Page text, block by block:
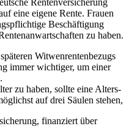
eine eigene Rente. Frauen
Beschäftigung
zu haben.
Witwenrentenbezugs
immer wichtiger, um einer
zu haben, sollte eine Alters-
auf drei Säulen stehen,
finanziert über